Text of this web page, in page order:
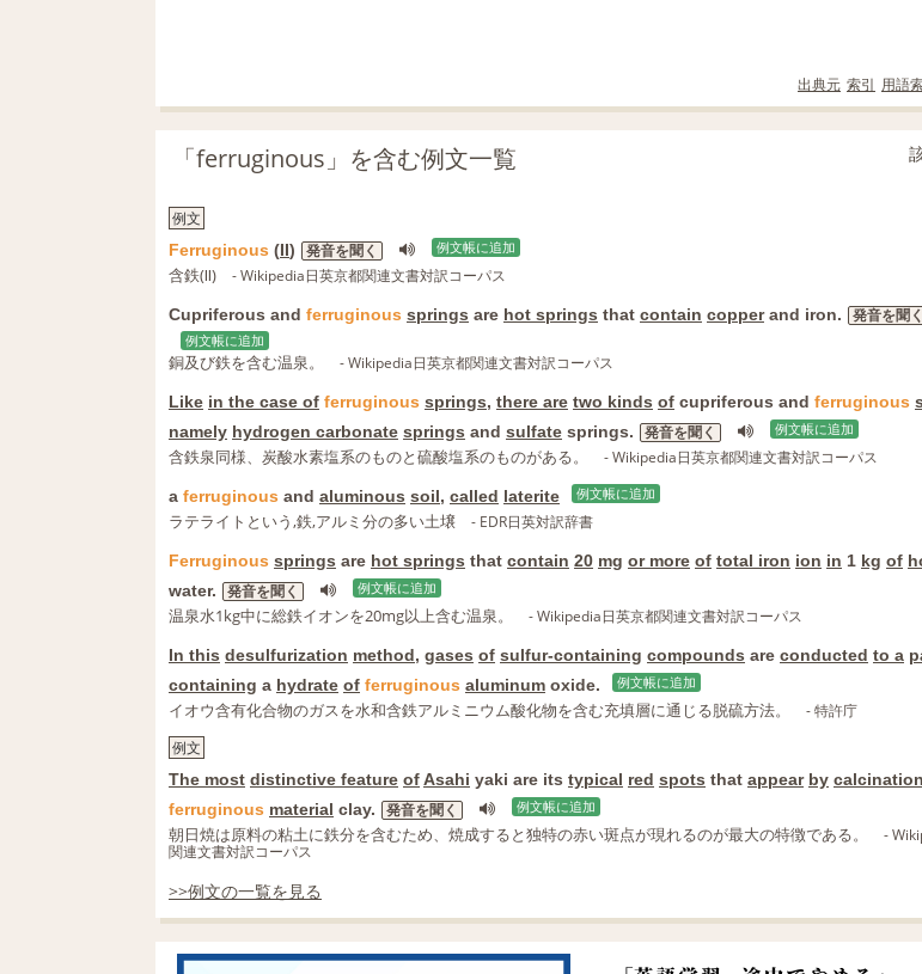
出典元 索引 用語
「ferruginous」を含む例文一覧
例文
Ferruginous (II) 発音を聞く 例文帳に追加
含鉄(Ⅱ) - Wikipedia日英京都関連文書対訳コーパス
Cupriferous and ferruginous springs are hot springs that contain copperand iron. 発音を聞く
例文帳に追加
銅及び鉄を含む温泉。 - Wikipedia日英京都関連文書対訳コーパス
Like in the case of ferruginous springs, there are two kinds of cupriferous and ferruginous
namely hydrogen carbonate springs and sulfate springs. 発音を聞く 例文帳に追加
含鉄泉同様、炭酸水素塩系のものと硫酸塩系のものがある。 - Wikipedia日英京都関連文書対訳コーパス
a ferruginous and aluminous soil, called laterite 例文帳に追加
ラテライトという,鉄,アルミ分の多い土壌 - EDR日英対訳辞書
Ferruginous springs are hot springs that contain 20 mg or more of total iron ion in 1 kg of
water.
発音を聞く 例文帳に追加
温泉水1kg中に総鉄イオンを20mg以上含む温泉。 - Wikipedia日英京都関連文書対訳コーパス
In this desulfurization method, gases of sulfur-containing compounds are conducted to a
containing a hydrate of ferruginous aluminum oxide. 例文帳に追加
イオウ含有化合物のガスを水和含鉄アルミニウム酸化物を含む充填層に通じる脱硫方法。
- 特許庁
例文
The most distinctive feature ofAsahi yaki are its typical red spots that appear by calcination
ferruginous material clay. 発音を聞く 例文帳に追加
朝日焼は原料の粘土に鉄分を含むため、焼成すると独特の赤い斑点が現れるのが最大の特徴である。
-
関連文書対訳コーパス
>>例文の一覧を見る